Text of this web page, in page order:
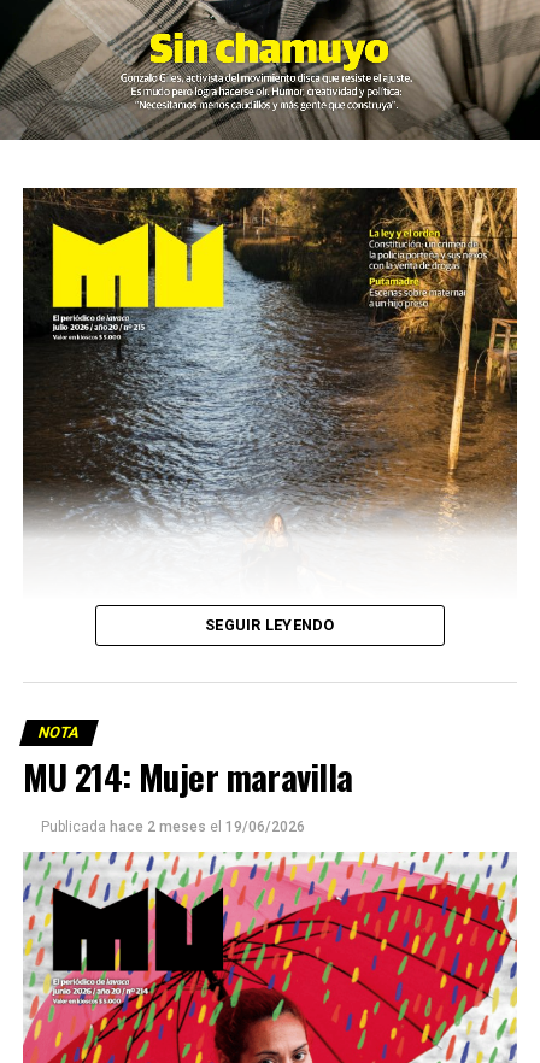
Este número 215 de MU ☝️viene con doble tapa, que
podría ser una frase:
Sin chamuyo, a remarla.
SEGUIR LEYENDO
NOTA
MU 214: Mujer maravilla
Publicada hace 2 meses el 19/06/2026